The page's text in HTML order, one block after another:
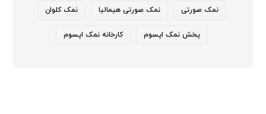
نمک صورتی نمک صورتی هیمالیا نمک کلوان
پخش نمک اپسوم کارخانه نمک اپسوم